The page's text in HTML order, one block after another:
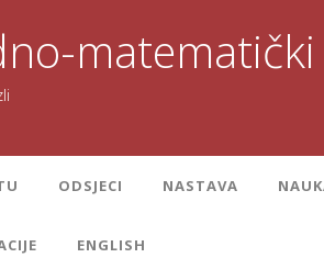
ODSJECI NASTAVA
ENGLISH